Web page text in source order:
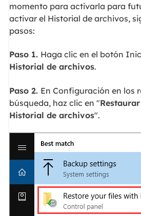
momento para activarla para
activar el Historial de archivos,
pasos:
Paso 1. Haga clic en el botón
Historial de archivos.
Paso 2. En Configuración en los
búsqueda, haz clic en "
Historial de archivos".